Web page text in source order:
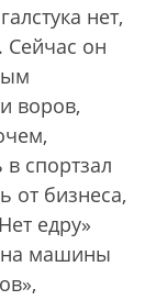
нет,
Сейчас он
воров,
спортзал
от бизнеса,
едру»
на машины